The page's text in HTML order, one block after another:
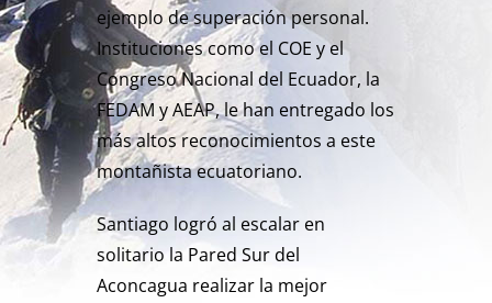
ejemplo de superación personal.
Instituciones como el COE y el
Congreso Nacional del Ecuador, la
FEDAM y AEAP, le han entregado los
más altos reconocimientos a este
montañista ecuatoriano.
Santiago logró al escalar en
solitario la Pared Sur del
Aconcagua realizar la mejor